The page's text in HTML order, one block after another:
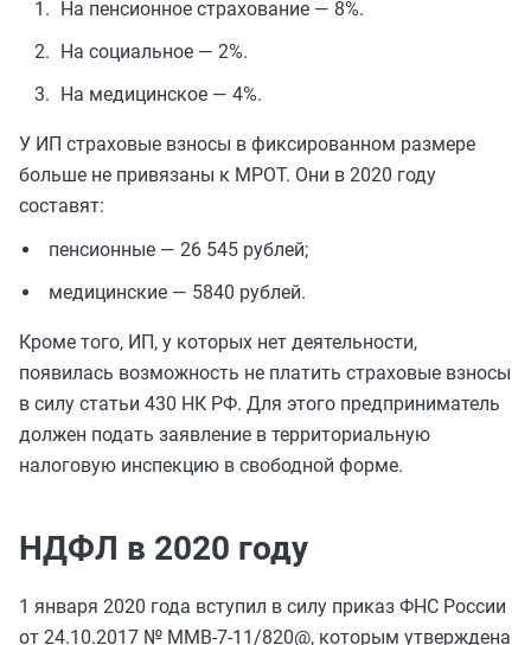
На пенсионное страхование — 8%.
На социальное — 2%.
На медицинское — 4%.
У ИП страховые взносы в фиксированном размере
больше не привязаны к МРОТ. Они в 2020 году
составят:
пенсионные — 26 545 рублей;
медицинские — 5840 рублей.
Кроме того, ИП, у которых нет деятельности,
появилась возможность не платить страховые взносы
в силу статьи 430 НК РФ. Для этого предприниматель
должен подать заявление в территориальную
налоговую инспекцию в свободной форме.
НДФЛ в 2020 году
1 января 2020 года вступил в силу приказ ФНС России
от 24.10.2017 № ММВ-7-11/820@, которым утверждена